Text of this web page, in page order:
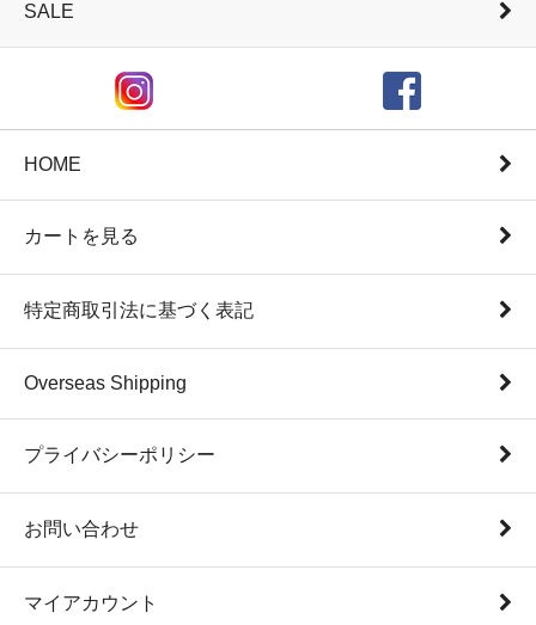
SALE
HOME
カートを見る
特定商取引法に基づく表記
Overseas Shipping
プライバシーポリシー
お問い合わせ
マイアカウント